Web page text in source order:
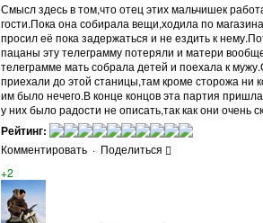
Смысл здесь в том,что отец этих мальчишек
гости.Пока она собирала вещи,ходила по
просил её пока задержаться и не ездить к
пацаны эту телеграмму потеряли и матери
телеграмме мать собрала детей и поехала к
приехали до этой станицы,там кроме сторожа ни
им было нечего.В конце концов эта партия
у них было радости не описать,так как они очень
Рейтинг:
Комментировать · Поделиться
+2